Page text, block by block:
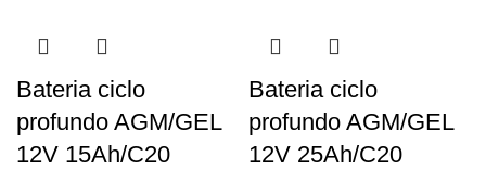
Bateria ciclo
profundo AGM/GEL
12V 15Ah/C20
Bateria ciclo
profundo AGM/GEL
12V 25Ah/C20